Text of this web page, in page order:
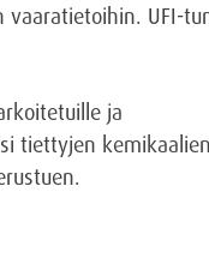
UFI-
ja
tiettyjen